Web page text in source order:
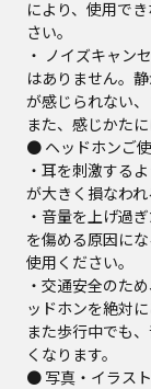
により、使用で
さい。
・ ノイズキャン
はありません。
が感じられない
また、感じかた
● ヘッドホンご
・耳を刺激する
が大きく損なわれ
・音量を上げ過
を傷める原因に
使用ください。
・交通安全のた
ッドホンを絶対
また歩行中でも
くなります。
● 写真・イラスト